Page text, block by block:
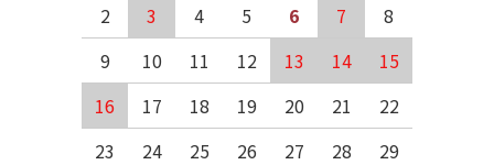
2
3 4 5 6 7
8
9
10 11 12 13 14
15
16
17 18 19 20 21
22
23
24 25 26 27 28
29